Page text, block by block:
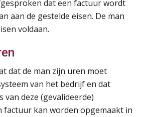
dat een factuur wordt
aan de gestelde eisen. De man
voldaan.
dat de man zijn uren moet
van het bedrijf en dat
van deze (gevalideerde)
kan worden opgemaakt in